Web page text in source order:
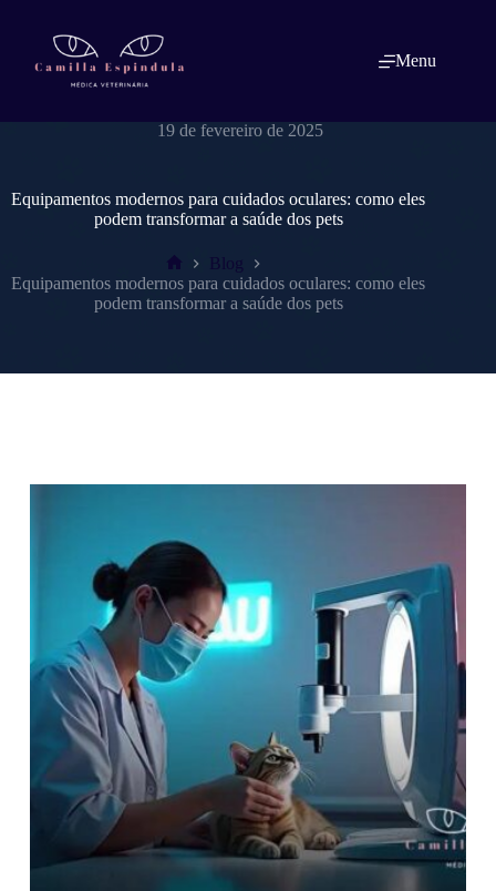
conteúdo
Menu
19 de fevereiro de 2025
Equipamentos modernos para cuidados oculares: como eles
podem transformar a saúde dos pets
Home
Blog
Equipamentos modernos para cuidados oculares: como eles
podem transformar a saúde dos pets